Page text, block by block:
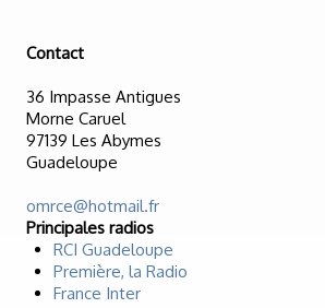
Contact
36 Impasse Antigues
Morne Caruel
97139 Les Abymes
Guadeloupe
omrce@hotmail.fr
Principales radios
RCI Guadeloupe
Première, la Radio
France Inter